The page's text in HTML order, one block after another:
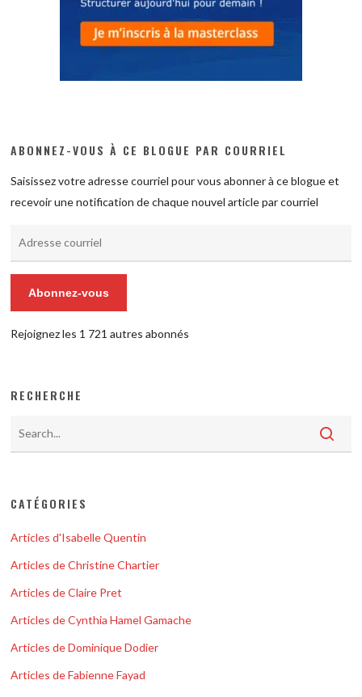
ABONNEZ-VOUS À CE BLOGUE PAR COURRIEL
Saisissez votre adresse courriel pour vous abonner à ce blogue et
recevoir une notification de chaque nouvel article par courriel
Abonnez-vous
Rejoignez les 1 721 autres abonnés
RECHERCHE
CATÉGORIES
Articles d'Isabelle Quentin
Articles de Christine Chartier
Articles de Claire Pret
Articles de Cynthia Hamel Gamache
Articles de Dominique Dodier
Articles de Fabienne Fayad